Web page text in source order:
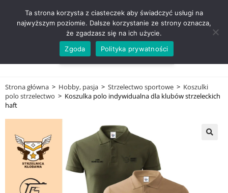
ZADZWOŃ TEL. 600 352 938
Strona główna > Hobby, pasja > Strzelectwo sportowe > Koszulki
polo strzelectwo > Koszulka polo indywidualna dla klubów strzeleckich
haft
Ta strona korzysta z ciasteczek aby świadczyć usługi na
najwyższym poziomie. Dalsze korzystanie ze strony oznacza,
że zgadzasz się na ich użycie.
Zgoda
Polityka prywatności